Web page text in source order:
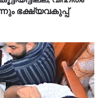
ഭക്ഷ്യവകുപ്പ്